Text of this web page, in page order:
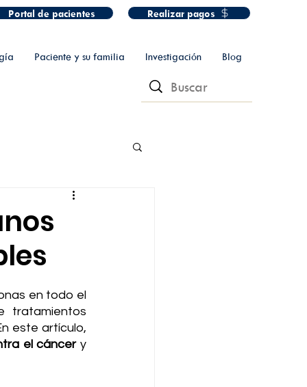
Portal de pacientes Realizar pagos
Paciente y su familia Investigación Blog
en todo el
tratamientos
este artículo,
el cáncer y